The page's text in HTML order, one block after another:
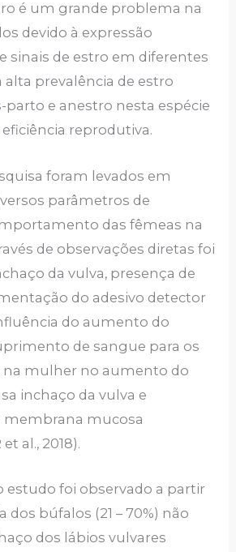
é um grande problema na
devido à expressão
sinais de estro em diferentes
alta prevalência de estro
parto e anestro nesta espécie
eficiência reprodutiva.
foram levados em
parâmetros de
das fêmeas na
de observações diretas foi
da vulva, presença de
do adesivo detector
do aumento do
de sangue para os
na mulher no aumento do
inchaço da vulva e
membrana mucosa
al., 2018).
estudo foi observado a partir
dos búfalos (21 – 70%) não
dos lábios vulvares